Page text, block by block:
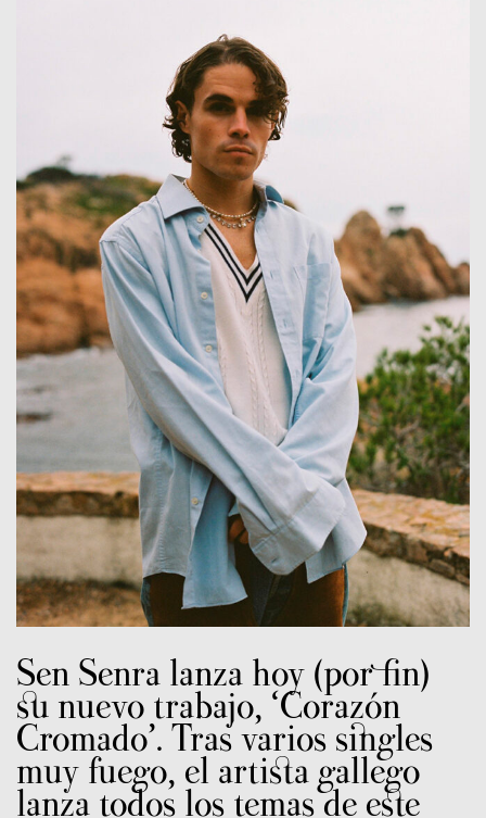
Sen Senra lanza hoy (por fin)
su nuevo trabajo, ‘Corazón
Cromado’. Tras varios singles
muy fuego, el artista gallego
lanza todos los temas de este